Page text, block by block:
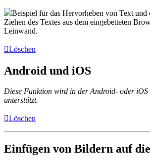
Beispiel für das Hervorheben von Text und
Ziehen des Textes aus dem eingebetteten
Leinwand.
Löschen
Android und iOS
Diese Funktion wird in der Android- oder iOS
unterstützt.
Löschen
Einfügen von Bildern auf